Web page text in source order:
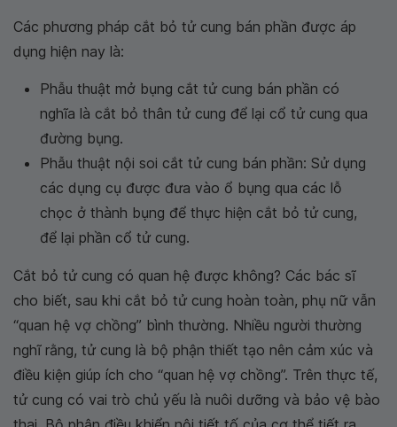
Các phương pháp cắt bỏ tử cung bán phần được áp
dụng hiện nay là:
Phẫu thuật mở bụng cắt tử cung bán phần có
nghĩa là cắt bỏ thân tử cung để lại cổ tử cung qua
đường bụng.
Phẫu thuật nội soi cắt tử cung bán phần: Sử dụng
các dụng cụ được đưa vào ổ bụng qua các lỗ
chọc ở thành bụng để thực hiện cắt bỏ tử cung,
để lại phần cổ tử cung.
Cắt bỏ tử cung có quan hệ được không? Các bác sĩ
cho biết, sau khi cắt bỏ tử cung hoàn toàn, phụ nữ vẫn
“quan hệ vợ chồng” bình thường. Nhiều người thường
nghĩ rằng, tử cung là bộ phận thiết tạo nên cảm xúc và
điều kiện giúp ích cho “quan hệ vợ chồng”. Trên thực tế,
tử cung có vai trò chủ yếu là nuôi dưỡng và bảo vệ bào